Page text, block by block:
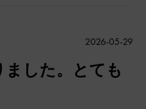
した。とても
公
2026-05-29